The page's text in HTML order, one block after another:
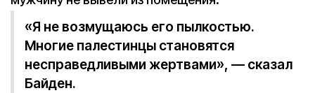
«Я не возмущаюсь его пылкостью.
Многие палестинцы становятся
несправедливыми жертвами», — сказал
Байден.